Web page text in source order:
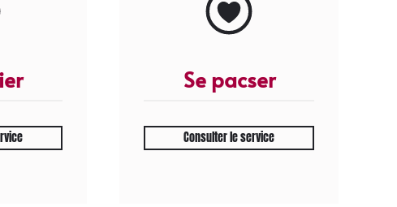
Se pacser
Consulter le service